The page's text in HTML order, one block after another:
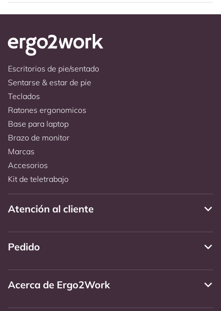
Escritorios de pie/sentado
Sentarse & estar de pie
Teclados
Ratones ergonomicos
Base para laptop
Brazo de monitor
Marcas
Accesorios
Kit de teletrabajo
Atención al cliente
Pedido
Acerca de Ergo2Work